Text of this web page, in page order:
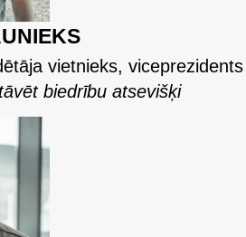
vietnieks, viceprezidents
biedrību atsevišķi